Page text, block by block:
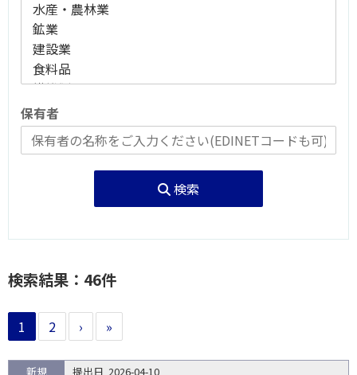
保有者
検索
検索結果：46件
1 2 › »
2026-04-10
新規